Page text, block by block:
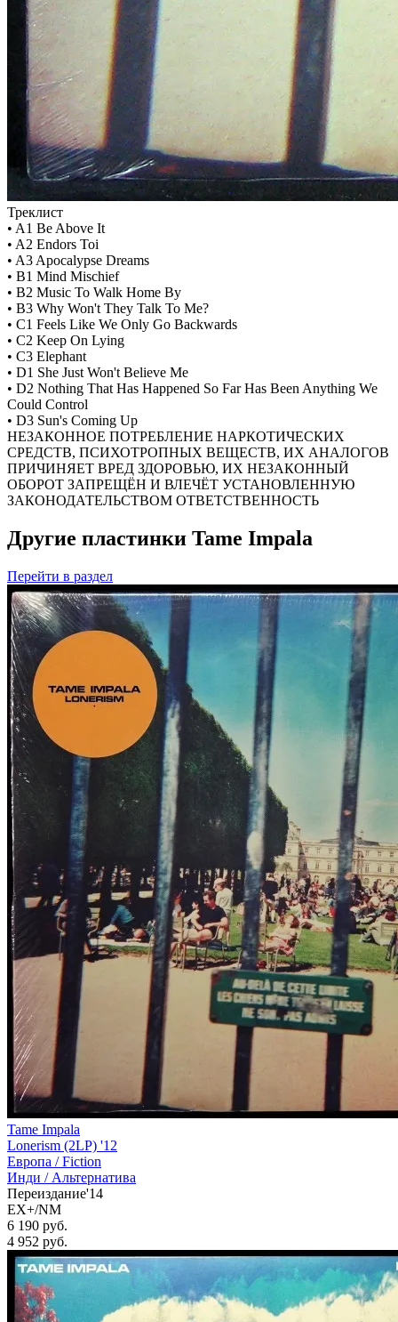
Треклист
• A1 Be Above It
• A2 Endors Toi
• A3 Apocalypse Dreams
• B1 Mind Mischief
• B2 Music To Walk Home By
• B3 Why Won't They Talk To Me?
• C1 Feels Like We Only Go Backwards
• C2 Keep On Lying
• C3 Elephant
• D1 She Just Won't Believe Me
• D2 Nothing That Has Happened So Far Has Been Anything We
Could Control
• D3 Sun's Coming Up
НЕЗАКОННОЕ ПОТРЕБЛЕНИЕ НАРКОТИЧЕСКИХ
СРЕДСТВ, ПСИХОТРОПНЫХ ВЕЩЕСТВ, ИХ АНАЛОГОВ
ПРИЧИНЯЕТ ВРЕД ЗДОРОВЬЮ, ИХ НЕЗАКОННЫЙ
ОБОРОТ ЗАПРЕЩЁН И ВЛЕЧЁТ УСТАНОВЛЕННУЮ
ЗАКОНОДАТЕЛЬСТВОМ ОТВЕТСТВЕННОСТЬ
Другие пластинки Tame Impala
Перейти в раздел
Tame Impala
Lonerism (2LP) '12
Европа /Fiction
Инди / Альтернатива
Переиздание'14
EX+/NM
6 190 руб.
4 952 руб.